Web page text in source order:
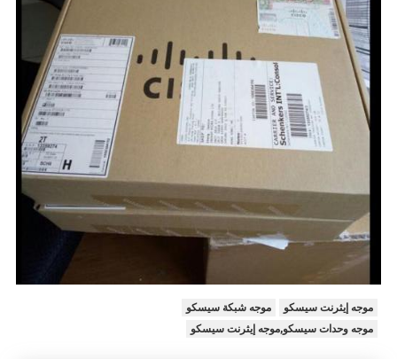
موجه إيثرنت سيسكو
موجه شبكة سيسكو
موجه وحدات سيسكو,موجه إيثرنت سيسكو